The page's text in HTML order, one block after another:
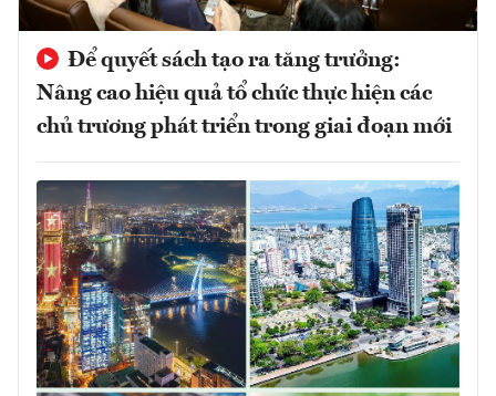
Để quyết sách tạo ra tăng trưởng:
Nâng cao hiệu quả tổ chức thực hiện các
chủ trương phát triển trong giai đoạn mới